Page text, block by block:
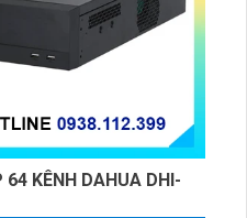
KÊNH DAHUA DHI-